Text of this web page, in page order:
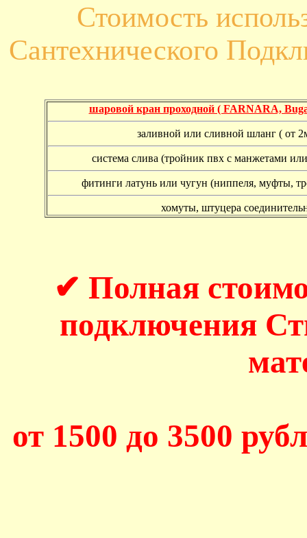
Стоимость
Сантехнического
шаровой кран проходной ( FARNARA,
заливной или сливной шланг ( от
система слива (тройник пвх с манжетами
фитинги латунь или чугун (ниппеля, муфты,
хомуты, штуцера
✔ Полная
подключения
от 1500 до 3500